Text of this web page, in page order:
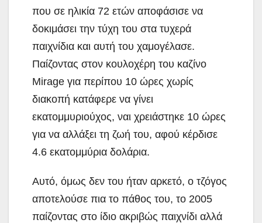
που σε ηλικία 72 ετών αποφάσισε να
δοκιμάσει την τύχη του στα τυχερά
παιχνίδια και αυτή του χαμογέλασε.
Παίζοντας στον κουλοχέρη του καζίνο
Mirage για περίπου 10 ώρες χωρίς
διακοπή κατάφερε να γίνει
εκατομμυριούχος, ναι χρειάστηκε 10 ώρες
για να αλλάξει τη ζωή του, αφού κέρδισε
4.6 εκατομμύρια δολάρια.
Αυτό, όμως δεν του ήταν αρκετό, ο τζόγος
αποτελούσε πια το πάθος του, το 2005
παίζοντας στο ίδιο ακριβώς παιχνίδι αλλά